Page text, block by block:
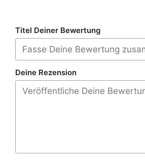
Titel Deiner Bewertung
Deine Rezension